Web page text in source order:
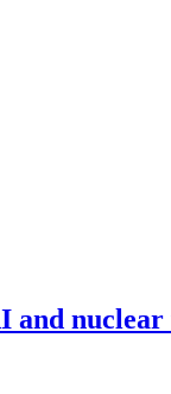
nuclear